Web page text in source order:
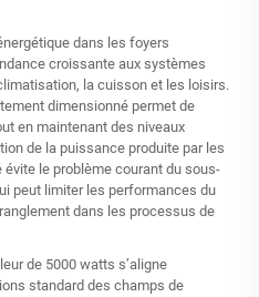
dans les foyers
croissante aux systèmes
la cuisson et les loisirs.
dimensionné permet de
en maintenant des niveaux
de la puissance produite par les
le problème courant du sous-
peut limiter les performances du
dans les processus de
de 5000 watts s’aligne
standard des champs de